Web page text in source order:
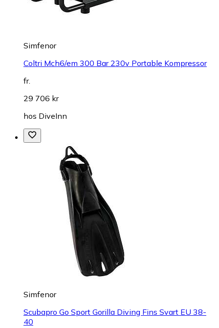
Simfenor
Coltri Mch6/em 300 Bar 230v Portable Kompressor
fr.
29 706 kr
hos DiveInn
Simfenor
Scubapro Go Sport Gorilla Diving Fins Svart EU 38-
40